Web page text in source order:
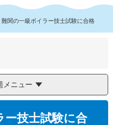
ー
難関の一級ボイラー技士試験に合格
メニュー
ー技士試験に合